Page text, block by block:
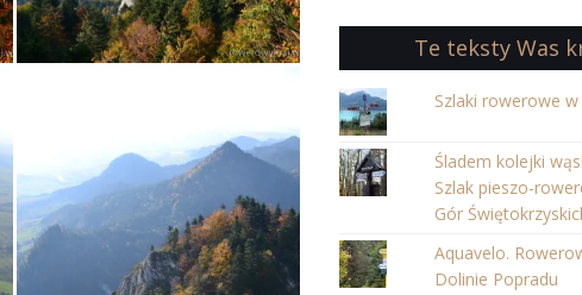
Te teksty Was
Szlaki rowerowe
Śladem kolejki
Szlak pieszo-
Gór
Aquavelo.
Dolinie Popradu